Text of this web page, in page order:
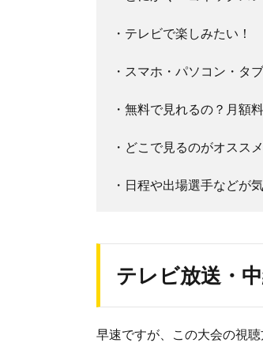
・テレビで楽しみたい！
・スマホ・パソコン・タ
・無料で見れるの？月額
・どこで見るのがオスス
・日程や出場選手などが
テレビ放送・
早速ですが、この大会の視